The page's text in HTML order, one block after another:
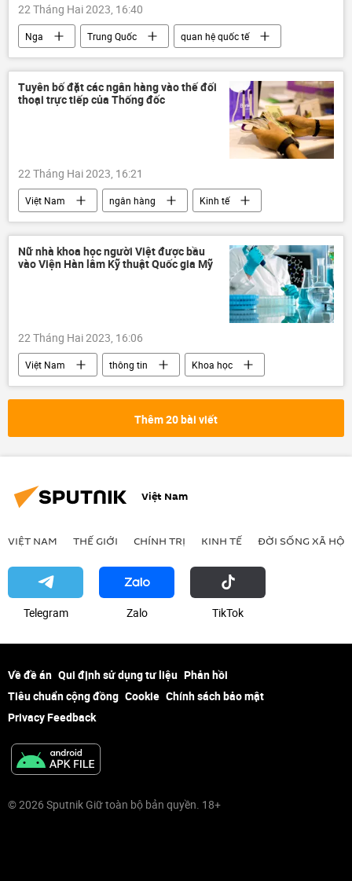
22 Tháng Hai 2023, 16:40
Nga Trung Quốc
quan hệ quốc tế
Bộ Ngoại giao Nga
Sergey Lavrov
Chính trị
Vương Nghị
Tuyên bố đặt các ngân hàng vào thế đối
thoại trực tiếp của Thống đốc
22 Tháng Hai 2023, 16:21
Việt Nam ngân hàng
Kinh tế
Thống đốc Ngân hàng Nhà nước
Ngân hàng Nhà nước VN
Nữ nhà khoa học người Việt được bầu
vào Viện Hàn lâm Kỹ thuật Quốc gia Mỹ
22 Tháng Hai 2023, 16:06
Việt Nam thông tin
Khoa học
Hoa Kỳ
Thêm 20 bài viết
Việt Nam
VIỆT NAM THẾ GIỚI CHÍNH TRỊ KINH TẾ ĐỜI SỐNG XÃ HỘI
Telegram Zalo ТikТоk
Về đề án Qui định sử dụng tư liệu Phản hồi
Tiêu chuẩn cộng đồng Cookie Chính sách bảo mật
Privacy Feedback
© 2026 Sputnik Giữ toàn bộ bản quyền. 18+